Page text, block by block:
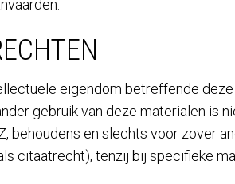
eigendom betreffende
gebruik van deze materialen is
behoudens en slechts voor zover
citaatrecht), tenzij bij specifieke